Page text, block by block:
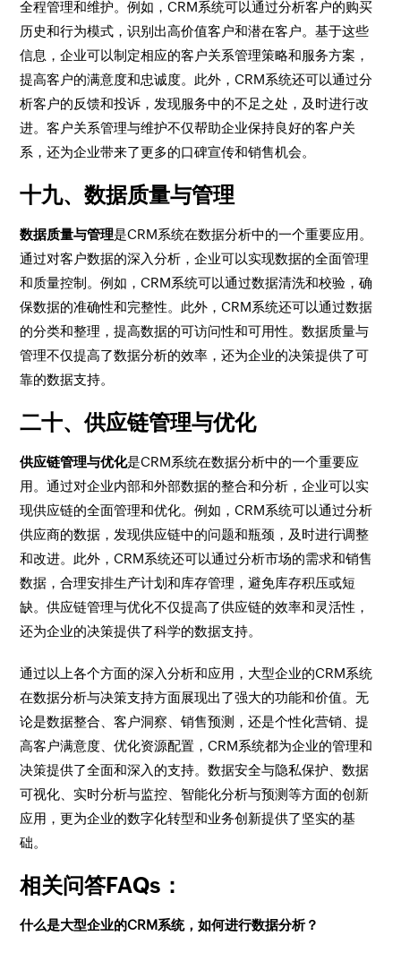
全程管理和维护。例如，CRM系统可以通过分析客户的购买
历史和行为模式，识别出高价值客户和潜在客户。基于这些
信息，企业可以制定相应的客户关系管理策略和服务方案，
提高客户的满意度和忠诚度。此外，CRM系统还可以通过分
析客户的反馈和投诉，发现服务中的不足之处，及时进行改
进。客户关系管理与维护不仅帮助企业保持良好的客户关
系，还为企业带来了更多的口碑宣传和销售机会。
十九、数据质量与管理
数据质量与管理是CRM系统在数据分析中的一个重要应用。
通过对客户数据的深入分析，企业可以实现数据的全面管理
和质量控制。例如，CRM系统可以通过数据清洗和校验，确
保数据的准确性和完整性。此外，CRM系统还可以通过数据
的分类和整理，提高数据的可访问性和可用性。数据质量与
管理不仅提高了数据分析的效率，还为企业的决策提供了可
靠的数据支持。
二十、供应链管理与优化
供应链管理与优化是CRM系统在数据分析中的一个重要应
用。通过对企业内部和外部数据的整合和分析，企业可以实
现供应链的全面管理和优化。例如，CRM系统可以通过分析
供应商的数据，发现供应链中的问题和瓶颈，及时进行调整
和改进。此外，CRM系统还可以通过分析市场的需求和销售
数据，合理安排生产计划和库存管理，避免库存积压或短
缺。供应链管理与优化不仅提高了供应链的效率和灵活性，
还为企业的决策提供了科学的数据支持。
通过以上各个方面的深入分析和应用，大型企业的CRM系统
在数据分析与决策支持方面展现出了强大的功能和价值。无
论是数据整合、客户洞察、销售预测，还是个性化营销、提
高客户满意度、优化资源配置，CRM系统都为企业的管理和
决策提供了全面和深入的支持。数据安全与隐私保护、数据
可视化、实时分析与监控、智能化分析与预测等方面的创新
应用，更为企业的数字化转型和业务创新提供了坚实的基
础。
相关问答FAQs：
什么是大型企业的CRM系统，如何进行数据分析？